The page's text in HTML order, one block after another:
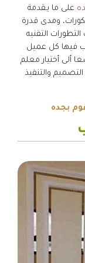
على ما يـقدمة
ومدى قدرة
التقنيه
فيها كل عميل
ألى أختيار معلم
والتنفيذ
بجده